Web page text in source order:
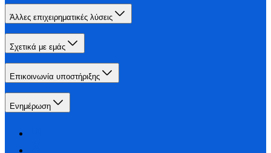
Άλλες επιχειρηματικές λύσεις
Σχετικά με εμάς
Επικοινωνία υποστήριξης
Ενημέρωση